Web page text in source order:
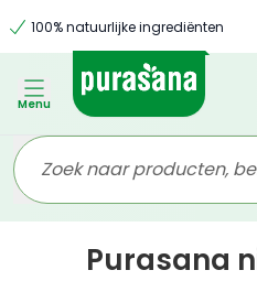
100% natuurlijke ingrediënten
Menu
Purasana